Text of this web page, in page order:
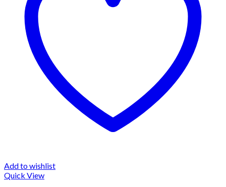
Add to wishlist
Quick View